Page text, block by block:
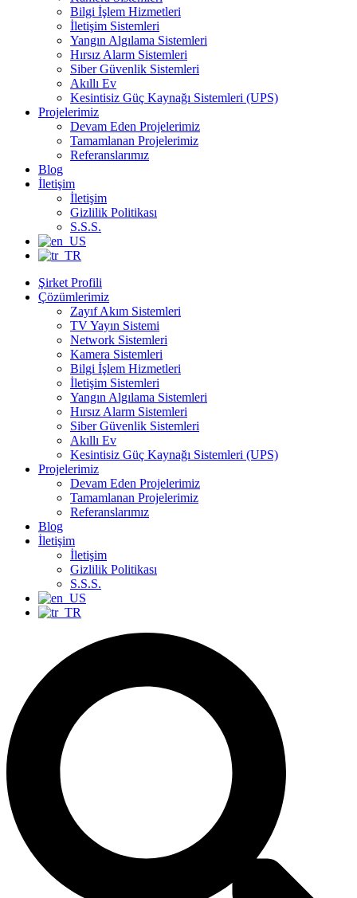
Bilgi İşlem Hizmetleri
İletişim Sistemleri
Yangın Algılama Sistemleri
Hırsız Alarm Sistemleri
Siber Güvenlik Sistemleri
Akıllı Ev
Kesintisiz Güç Kaynağı Sistemleri (UPS)
Projelerimiz
Devam Eden Projelerimiz
Tamamlanan Projelerimiz
Referanslarımız
Blog
İletişim
İletişim
Gizlilik Politikası
S.S.S.
Şirket Profili
Çözümlerimiz
Zayıf Akım Sistemleri
TV Yayın Sistemi
Network Sistemleri
Kamera Sistemleri
Bilgi İşlem Hizmetleri
İletişim Sistemleri
Yangın Algılama Sistemleri
Hırsız Alarm Sistemleri
Siber Güvenlik Sistemleri
Akıllı Ev
Kesintisiz Güç Kaynağı Sistemleri (UPS)
Projelerimiz
Devam Eden Projelerimiz
Tamamlanan Projelerimiz
Referanslarımız
Blog
İletişim
İletişim
Gizlilik Politikası
S.S.S.